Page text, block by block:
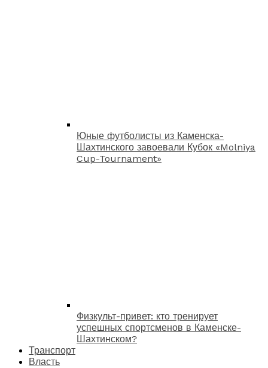
Юные футболисты из Каменска-
Шахтинского завоевали Кубок «Molniya
Cup-Tournament»
Физкульт-привет: кто тренирует
успешных спортсменов в Каменске-
Шахтинском?
Транспорт
Власть